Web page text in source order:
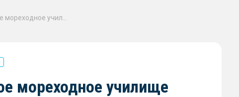
мореходное училище